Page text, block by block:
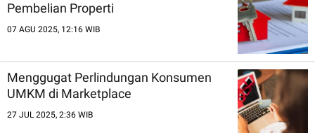
Pembelian Properti
07 AGU 2025, 12:16 WIB
Menggugat Perlindungan Konsumen
UMKM di Marketplace
27 JUL 2025, 2:36 WIB